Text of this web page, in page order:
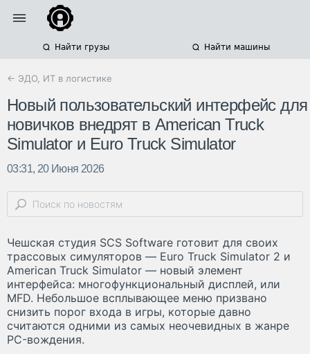
Найти грузы Найти машины
← ЭДО, ИТ в логистике
Новый пользовательский интерфейс для
новичков внедрят в American Truck
Simulator и Euro Truck Simulator
03:31, 20 Июня 2026
Чешская студия SCS Software готовит для своих
трассовых симуляторов — Euro Truck Simulator 2 и
American Truck Simulator — новый элемент
интерфейса: многофункциональный дисплей, или
MFD. Небольшое всплывающее меню призвано
снизить порог входа в игры, которые давно
считаются одними из самых неочевидных в жанре
PC-вождения.